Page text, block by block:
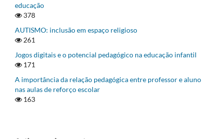
educação
378
AUTISMO: inclusão em espaço religioso
261
Jogos digitais e o potencial pedagógico na educação infantil
171
A importância da relação pedagógica entre professor e aluno
nas aulas de reforço escolar
163